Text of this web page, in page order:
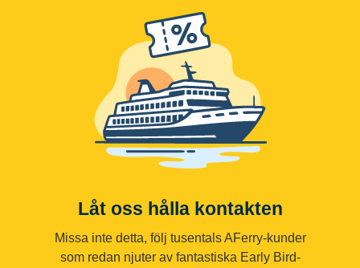
Låt oss hålla kontakten
Missa inte detta, följ tusentals AFerry-kunder
som redan njuter av fantastiska Early Bird-